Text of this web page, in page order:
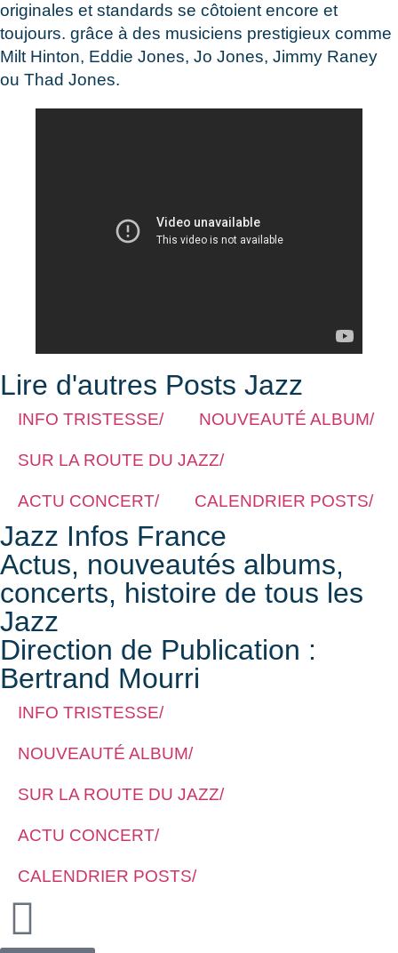
originales et standards se côtoient encore et
toujours. grâce à des musiciens prestigieux comme
Milt Hinton, Eddie Jones, Jo Jones, Jimmy Raney
ou Thad Jones.
Lire d'autres Posts Jazz
INFO TRISTESSE/ NOUVEAUTÉ ALBUM/
SUR LA ROUTE DU JAZZ/
ACTU CONCERT/ CALENDRIER POSTS/
Jazz Infos France
Actus, nouveautés albums,
concerts, histoire de tous les
Jazz
Direction de Publication :
Bertrand Mourri
INFO TRISTESSE/
NOUVEAUTÉ ALBUM/
SUR LA ROUTE DU JAZZ/
ACTU CONCERT/
CALENDRIER POSTS/